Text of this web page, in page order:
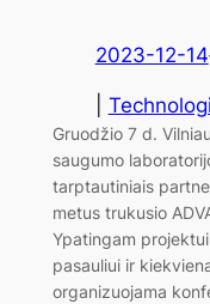
2023-12-14
Gruodžio 7 d.
saugumo
tarptautiniais
metus trukusio
Ypatingam
pasauliui ir
organizuojama